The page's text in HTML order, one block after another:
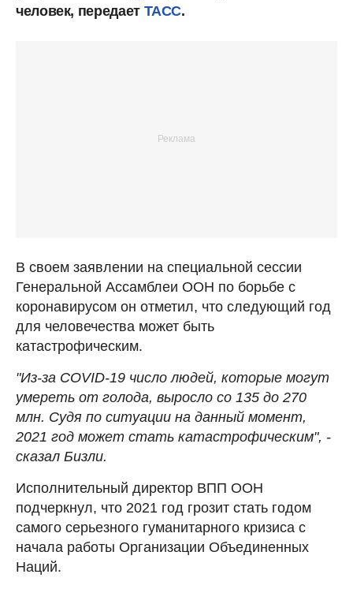
человек, передает ТАСС.
В своем заявлении на специальной сессии
Генеральной Ассамблеи ООН по борьбе с
коронавирусом он отметил, что следующий год
для человечества может быть
катастрофическим.
"Из-за COVID-19 число людей, которые могут
умереть от голода, выросло со 135 до 270
млн. Судя по ситуации на данный момент,
2021 год может стать катастрофическим", -
сказал Бизли.
Исполнительный директор ВПП ООН
подчеркнул, что 2021 год грозит стать годом
самого серьезного гуманитарного кризиса с
начала работы Организации Объединенных
Наций.